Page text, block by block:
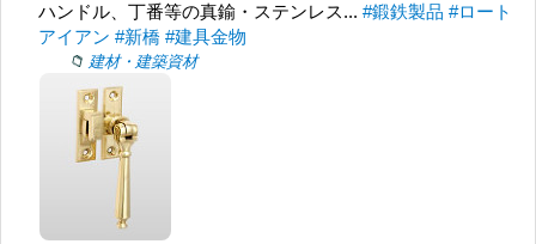
ハンドル、丁番等の真鍮・ステンレス...#鍛鉄製品 #ロート
アイアン #新橋 #建具金物
建材・建築資材